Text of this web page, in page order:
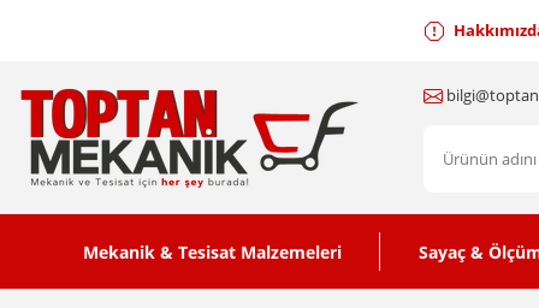
Mekanik & Tesisat Malzemeleri Sayaç &